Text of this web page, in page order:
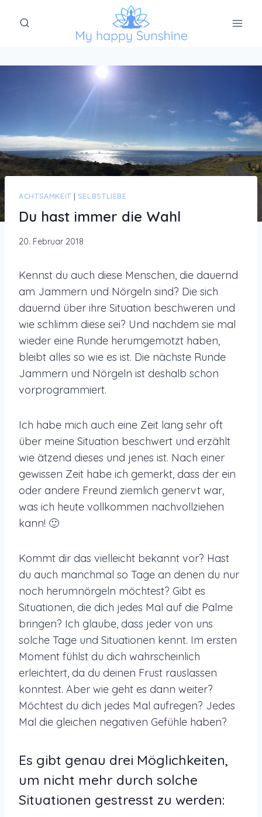
Inhalt
ACHTSAMKEIT| SELBSTLIEBE
Du hast immer die Wahl
20. Februar 2018
Kennst du auch diese Menschen, die dauernd
am Jammern und Nörgeln sind? Die sich
dauernd über ihre Situation beschweren und
wie schlimm diese sei? Und nachdem sie mal
wieder eine Runde herumgemotzt haben,
bleibt alles so wie es ist. Die nächste Runde
Jammern und Nörgeln ist deshalb schon
vorprogrammiert.
Ich habe mich auch eine Zeit lang sehr oft
über meine Situation beschwert und erzählt
wie ätzend dieses und jenes ist. Nach einer
gewissen Zeit habe ich gemerkt, dass der ein
oder andere Freund ziemlich genervt war,
was ich heute vollkommen nachvollziehen
kann! 🙂
Kommt dir das vielleicht bekannt vor? Hast
du auch manchmal so Tage an denen du nur
noch herumnörgeln möchtest? Gibt es
Situationen, die dich jedes Mal auf die Palme
bringen? Ich glaube, dass jeder von uns
solche Tage und Situationen kennt. Im ersten
Moment fühlst du dich wahrscheinlich
erleichtert, da du deinen Frust rauslassen
konntest. Aber wie geht es dann weiter?
Möchtest du dich jedes Mal aufregen? Jedes
Mal die gleichen negativen Gefühle haben?
Es gibt genau drei Möglichkeiten,
um nicht mehr durch solche
Situationen gestresst zu werden: